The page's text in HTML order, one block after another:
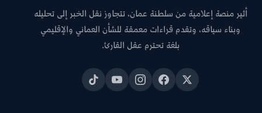
أثير منصة إعلامية من سلطنة عمان، تتجاوز نقل الخبر إلى تحليله
وبناء سياقه، وتقدم قراءات معمقة للشأن العماني والإقليمي
بلغة تحترم عقل القارئ.